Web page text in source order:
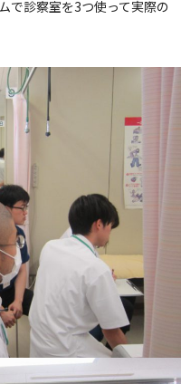
で診察室を3つ使って実際の